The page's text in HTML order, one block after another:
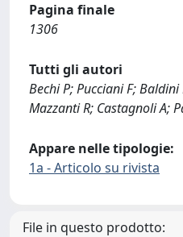
Pagina finale
1306
Tutti gli autori
Bechi P; Pucciani F; Baldini
Mazzanti R; Castagnoli A;
Appare nelle tipologie:
1a - Articolo su rivista
File in questo prodotto: